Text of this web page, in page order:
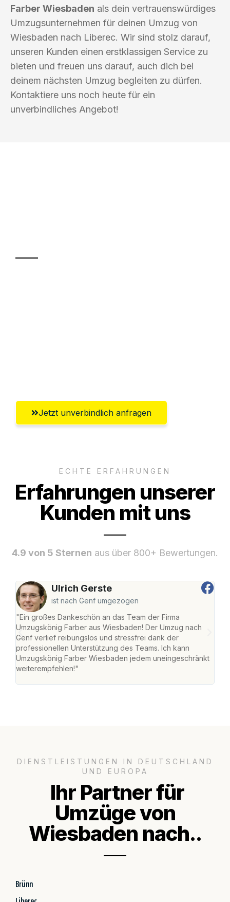
Farber Wiesbaden als dein vertrauenswürdiges
Umzugsunternehmen für deinen Umzug von
Wiesbaden nach Liberec. Wir sind stolz darauf,
unseren Kunden einen erstklassigen Service zu
bieten und freuen uns darauf, auch dich bei
deinem nächsten Umzug begleiten zu dürfen.
Kontaktiere uns noch heute für ein
unverbindliches Angebot!
Jetzt unverbindlich anfragen
ECHTE ERFAHRUNGEN
Erfahrungen unserer
Kunden mit uns
4.9 von 5 Sternen aus über 800+ Bewertungen.
Ulrich Gerste
ist nach Genf umgezogen
"Ein großes Dankeschön an das Team der Firma
Umzugskönig Farber aus Wiesbaden! Der Umzug nach
Genf verlief reibungslos und stressfrei dank der
professionellen Unterstützung des Teams. Ich kann
Umzugskönig Farber Wiesbaden jedem uneingeschränkt
weiterempfehlen!"
DIENSTLEISTUNGEN IN DEUTSCHLAND
UND EUROPA
Ihr Partner für
Umzüge von
Wiesbaden nach..
Brünn